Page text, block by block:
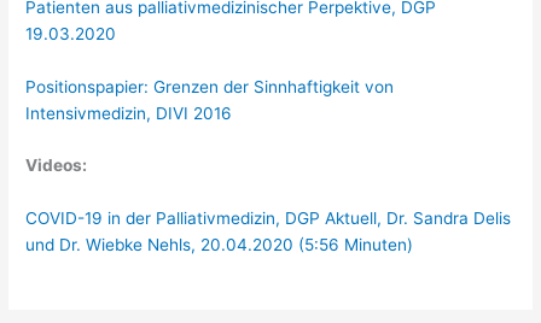
Patienten aus palliativmedizinischer Perpektive, DGP
19.03.2020
Positionspapier: Grenzen der Sinnhaftigkeit von
Intensivmedizin, DIVI 2016
Videos:
COVID-19 in der Palliativmedizin, DGP Aktuell, Dr. Sandra Delis
und Dr. Wiebke Nehls, 20.04.2020 (5:56 Minuten)